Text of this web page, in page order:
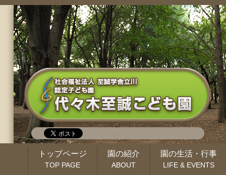
トップページ
TOP PAGE
園の紹介
ABOUT
園の生活・行事
LIFE & EVENTS